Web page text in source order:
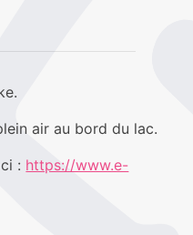
air au bord du lac.
: https://www.e-